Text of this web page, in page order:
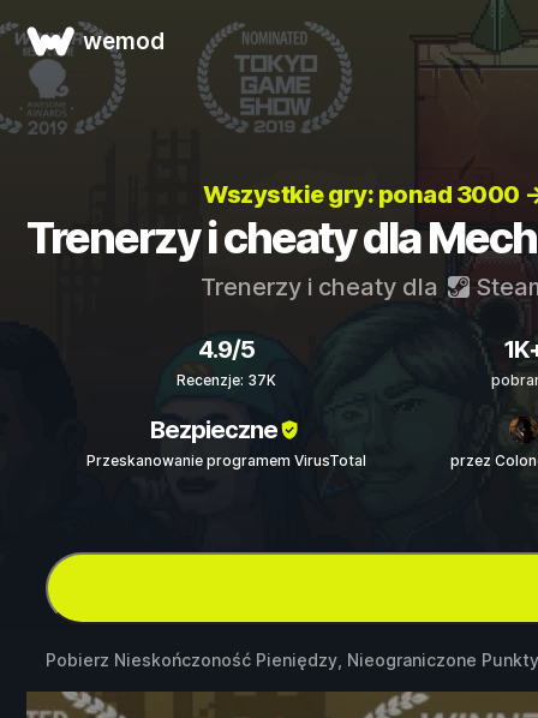
wemod
Wszystkie gry: ponad 3000
Trenerzy i cheaty dla
Trenerzy i cheaty dla
4.9/5
Recenzje: 37K
Bezpieczne
Przeskanowanie programem VirusTotal przez
Pobierz Nieskończoność Pieniędzy, Nieograniczone